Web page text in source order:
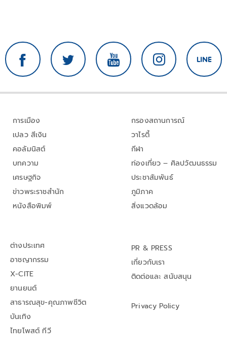
การเมือง
เปลว สีเงิน
คอลัมนิสต์
บทความ
เศรษฐกิจ
ข่าวพระราชสำนัก
หนังสือพิมพ์
กรองสถานการณ์
วาไรตี้
กีฬา
ท่องเที่ยว – ศิลปวัฒนธรรม
ประชาสัมพันธ์
ภูมิภาค
สิ่งแวดล้อม
ต่างประเทศ
อาชญากรรม
X-CITE
ยานยนต์
สาธารณสุข-คุณภาพชีวิต
บันเทิง
ไทยโพสต์ ทีวี
PR & PRESS
เกี่ยวกับเรา
ติดต่อและ สนับสนุน
Privacy Policy